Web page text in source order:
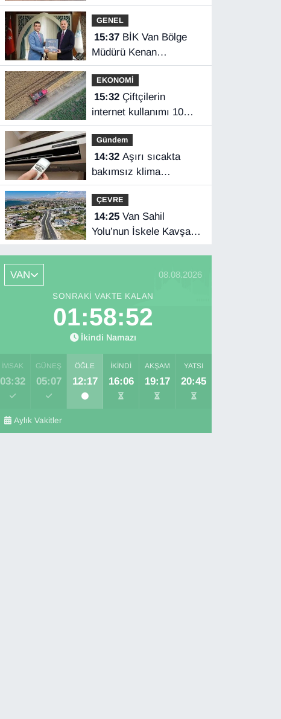
GENEL
15:37BİK Van Bölge
Müdürü Kenan
Tokgöz’den Hakkâri
ziyareti
EKONOMİ
15:32Çiftçilerin
internet kullanımı 10
yılda iki katını aştı
Gündem
14:32Aşırı sıcakta
bakımsız klima
yangınlara neden olabilir
ÇEVRE
14:25Van Sahil
Yolu’nun İskele Kavşağı
tamamlandı
VAN 08.08.2026
SONRAKI VAKTE KALAN
01:58:50
İkindi Namazı
İMSAK
03:32
GÜNEŞ
05:07
ÖĞLE
12:17
İKINDI
16:06
AKŞAM
19:17
YATSI
20:45
Aylık Vakitler